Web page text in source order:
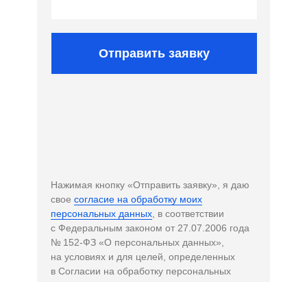
Отправить заявку
Нажимая кнопку «Отправить заявку», я даю
свое согласие на обработку моих
персональных данных , в соответствии
с Федеральным законом от 27.07.2006 года
№ 152-ФЗ «О персональных данных»,
на условиях и для целей, определенных
в Согласии на обработку персональных